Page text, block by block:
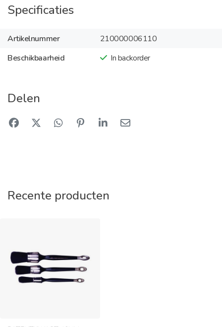
Specificaties
Artikelnummer
210000006110
Beschikbaarheid
In backorder
Delen
Recente producten